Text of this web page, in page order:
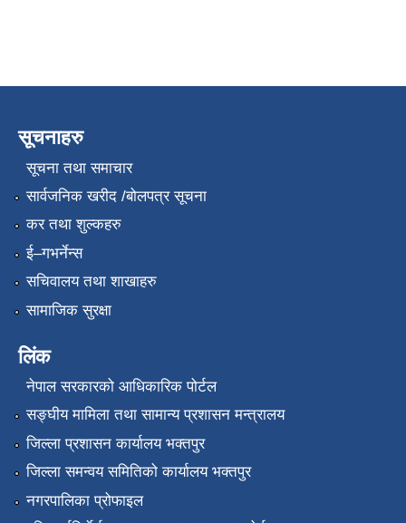
सूचनाहरु
सूचना तथा समाचार
सार्वजनिक खरीद /बोलपत्र सूचना
कर तथा शुल्कहरु
ई–गभर्नेन्स
सचिवालय तथा शाखाहरु
सामाजिक सुरक्षा
लिंक
नेपाल सरकारको आधिकारिक पोर्टल
सङ्‍घीय मामिला तथा सामान्य प्रशासन मन्त्रालय
जिल्ला प्रशासन कार्यालय भक्तपुर
जिल्ला समन्वय समितिको कार्यालय भक्तपुर
नगरपालिका प्रोफाइल